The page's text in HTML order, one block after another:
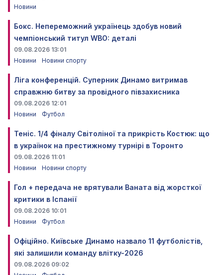
Новини
Бокс. Непереможний українець здобув новий
чемпіонський титул WBO: деталі
09.08.2026 13:01
Новини
Новини спорту
Ліга конференцій. Суперник Динамо витримав
справжню битву за провідного півзахисника
09.08.2026 12:01
Новини
Футбол
Теніс. 1/4 фіналу Світоліної та прикрість Костюк: що
в українок на престижному турнірі в Торонто
09.08.2026 11:01
Новини
Новини спорту
Гол + передача не врятували Ваната від жорсткої
критики в Іспанії
09.08.2026 10:01
Новини
Футбол
Офіційно. Київське Динамо назвало 11 футболістів,
які залишили команду влітку-2026
09.08.2026 09:02